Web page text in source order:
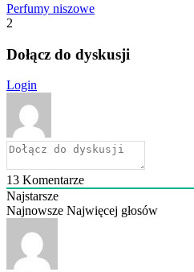
Perfumy niszowe
2
Dołącz do dyskusji
Login
13 Komentarze
Najstarsze
Najnowsze Najwięcej głosów